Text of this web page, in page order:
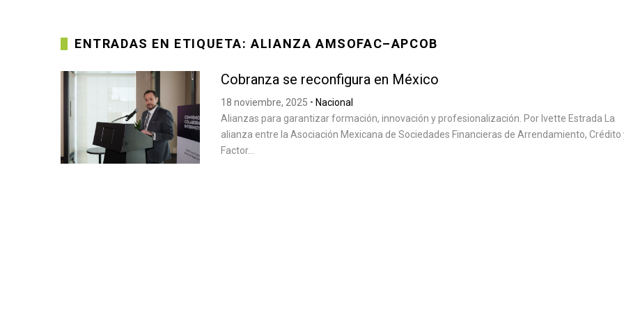
ENTRADAS EN ETIQUETA: ALIANZA AMSOFAC–APCOB
Cobranza se reconfigura en México
18 noviembre, 2025 • Nacional
Alianzas para garantizar formación, innovación y profesionalización. Por Ivette Estrada La
alianza entre la Asociación Mexicana de Sociedades Financieras de Arrendamiento, Crédito
Factor...